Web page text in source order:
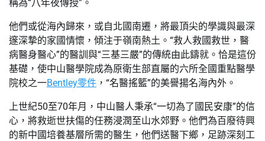
稱為“八年夜傳授”。
他們或從海內歸來，或自北國南遷，將最頂尖的學識與最深
邃深摯的家國情懷，傾注于嶺南熱土。“救人救國救世，醫
病醫身醫心”的醫訓與“三基三嚴”的傳統由此鑄就。恰是這份
基礎，使中山醫學院成為原衛生部直屬的六所全國重點醫學
院校之一Bentley零件 ，“名醫搖籃”的美譽揚名海內外。
上世紀50至70年月，中山醫人秉承“一切為了國民安康”的信
心，將救逝世扶傷的任務浸潤至山水郊野。他們為百廢待興
的新中國培養基層所需的醫生，他們送醫下鄉，足跡深刻工